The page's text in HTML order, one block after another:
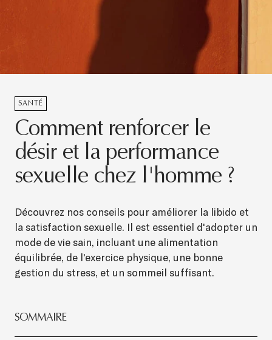
SANTÉ
Comment renforcer le
désir et la performance
sexuelle chez l'homme ?
Découvrez nos conseils pour améliorer la libido et
la satisfaction sexuelle. Il est essentiel d'adopter un
mode de vie sain, incluant une alimentation
équilibrée, de l'exercice physique, une bonne
gestion du stress, et un sommeil suffisant.
SOMMAIRE